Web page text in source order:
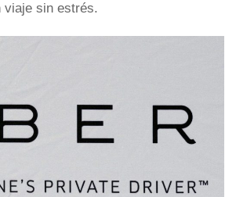
viaje sin estrés.